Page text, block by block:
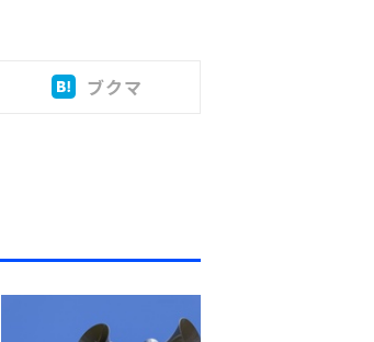
ブクマ